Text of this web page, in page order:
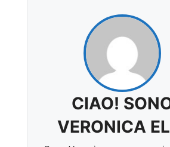
CIAO!
VERONICA